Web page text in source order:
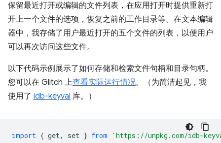
保留最近打开或编辑的文件列表，在应用打开时提供重新打
开上一个文件的选项，恢复之前的工作目录等。在文本编辑
器中，我存储了用户最近打开的五个文件的列表，以便用户
可以再次访问这些文件。
以下代码示例展示了如何存储和检索文件句柄和目录句柄。
您可以在 Glitch 上查看实际运行情况。（为简洁起见，我
使用了 idb-keyval 库。）
import { get, set } from 'https://unpkg.com/idb-